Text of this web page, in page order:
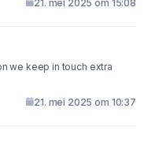
21. mei 2025 om 15:08
we keep in touch extra
21. mei 2025 om 10:37